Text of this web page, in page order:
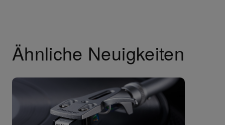
Ähnliche Neuigkeiten